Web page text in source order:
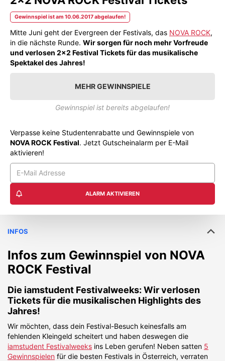
Gewinnspiel ist am 10.06.2017 abgelaufen!
Mitte Juni geht der Evergreen der Festivals, das NOVA ROCK,
in die nächste Runde. Wir sorgen für noch mehr Vorfreude
und verlosen 2x2 Festival Tickets für das musikalische
Spektakel des Jahres!
MEHR GEWINNSPIELE
Gewinnspiel ist bereits abgelaufen!
Verpasse keine Studentenrabatte und Gewinnspiele von
NOVA ROCK Festival. Jetzt Gutscheinalarm per E-Mail
aktivieren!
ALARM AKTIVIEREN
INFOS
Infos zum Gewinnspiel von NOVA
ROCK Festival
Die iamstudent Festivalweeks: Wir verlosen
Tickets für die musikalischen Highlights des
Jahres!
Wir möchten, dass dein Festival-Besuch keinesfalls am
fehlenden Kleingeld scheitert und haben deswegen die
iamstudent Festivalweeks ins Leben gerufen! Neben satten 5
Gewinnspielen für die besten Festivals in Österreich, verraten